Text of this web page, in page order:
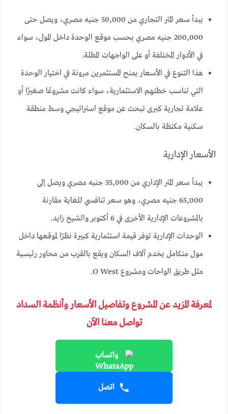
يبدأ سعر المتر التجاري من 50,000 جنيه مصري، ويصل حتى
200,000 جنيه مصري بحسب موقع الوحدة داخل المول، سواء
في الأدوار المختلفة أو على الواجهات المطلة.
هذا التنوع في الأسعار يمنح المستثمرين مرونة في اختيار الوحدة
التي تناسب خطتهم الاستثمارية، سواء كانت مشروعًا صغيرًا أو
علامة تجارية كبرى تبحث عن موقع استراتيجي وسط منطقة
سكنية مكتظة بالسكان.
الأسعار الإدارية
يبدأ سعر المتر الإداري من 35,000 جنيه مصري ويصل إلى
65,000 جنيه مصري، وهو سعر تنافسي للغاية مقارنة
بالمشروعات الإدارية الأخرى في 6 أكتوبر والشيخ زايد.
الوحدات الإدارية توفر قيمة استثمارية كبيرة نظرًا لموقعها داخل
مول متكامل يخدم آلاف السكان ويقع بالقرب من محاور رئيسية
مثل طريق الواحات ومشروع O West.
لمعرفة المزيد عن المشروع وتفاصيل الأسعار وأنظمة السداد
تواصل معنا الآن
واتساب
اتصل